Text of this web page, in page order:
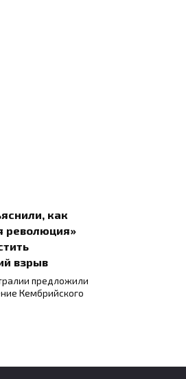
как
революция»
взрыв
предложили
Кембрийского